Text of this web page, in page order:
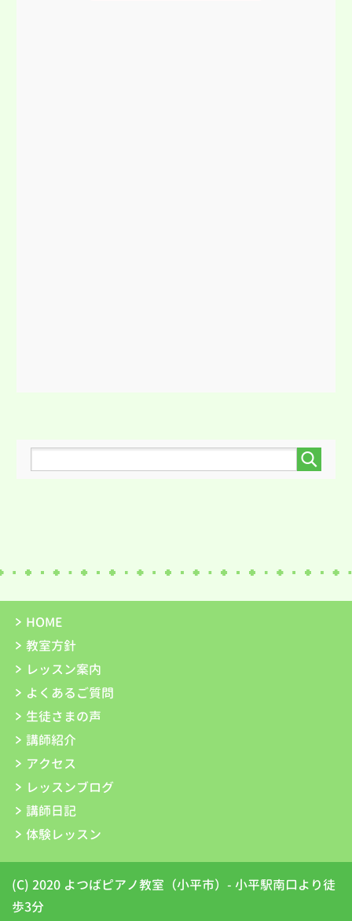
HOME
教室方針
レッスン案内
よくあるご質問
生徒さまの声
講師紹介
アクセス
レッスンブログ
講師日記
体験レッスン
(C) 2020 よつばピアノ教室（小平市）- 小平駅南口より徒
歩3分